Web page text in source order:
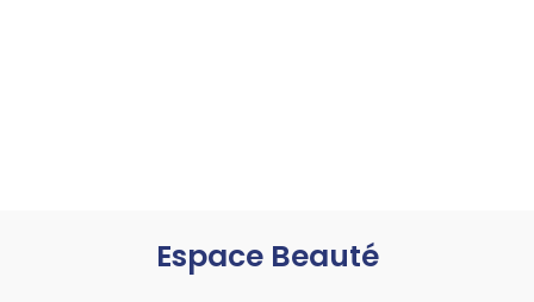
Espace Beauté